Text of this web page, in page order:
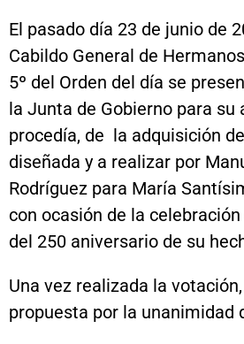
El pasado día 23 de junio de
Cabildo General de
5º del Orden del día se
la Junta de Gobierno para su
procedía, de la adquisición
diseñada y a realizar por
Rodríguez para María
con ocasión de la
del 250 aniversario de su
Una vez realizada la
propuesta por la unanimidad